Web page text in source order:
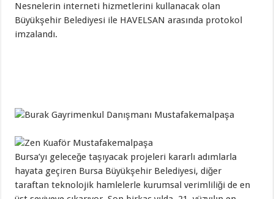
Nesnelerin interneti hizmetlerini kullanacak olan
Büyükşehir Belediyesi ile HAVELSAN arasında protokol
imzalandı.
Bursa’yı geleceğe taşıyacak projeleri kararlı adımlarla
hayata geçiren Bursa Büyükşehir Belediyesi, diğer
taraftan teknolojik hamlelerle kurumsal verimliliği de en